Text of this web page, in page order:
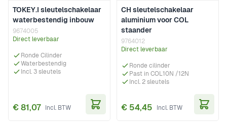
TOKEY.I sleutelschakelaar
waterbestendig inbouw
9674005
Direct leverbaar
Ronde Cilinder
Waterbestendig
Incl. 3 sleutels
€ 81,07
CH sleutelschakelaar
aluminium voor COL
staander
9764012
Direct leverbaar
Ronde cilinder
Past in COL10N /12N
Incl. 2 sleutels
€ 54,45